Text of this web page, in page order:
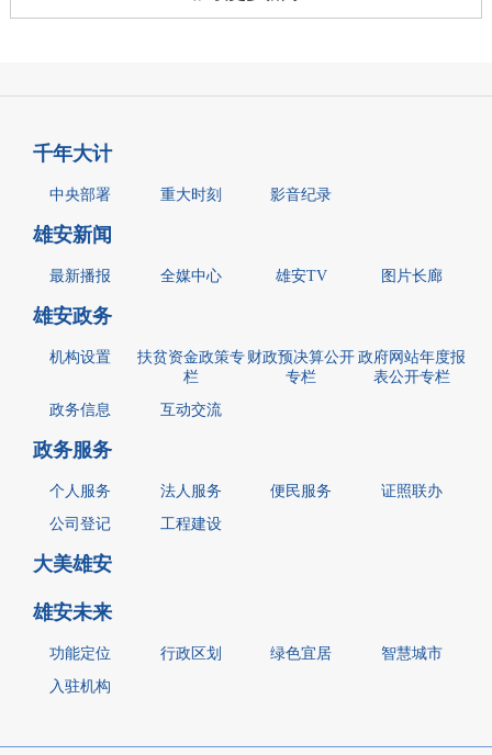
千年大计
中央部署 重大时刻 影音纪录
雄安新闻
最新播报 全媒中心 雄安TV 图片长廊
雄安政务
机构设置
扶贫资金政策专
栏
财政预决算公开
专栏
政府网站年度报
表公开专栏
政务信息
互动交流
政务服务
个人服务 法人服务 便民服务
证照联办
公司登记
工程建设
大美雄安
雄安未来
功能定位 行政区划 绿色宜居
智慧城市
入驻机构